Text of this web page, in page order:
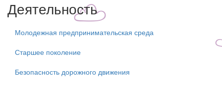
Деятельность
Молодежная предпринимательская среда
Старшее поколение
Безопасность дорожного движения